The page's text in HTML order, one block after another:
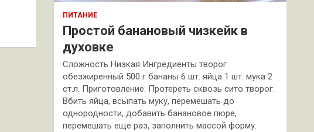
ПИТАНИЕ
Простой банановый чизкейк в
духовке
Сложность Низкая Ингредиенты творог
обезжиренный 500 г бананы 6 шт. яйца 1 шт. мука 2
ст.л. Приготовление: Протереть сквозь сито творог.
Вбить яйца, всыпать муку, перемешать до
однородности, добавить банановое пюре,
перемешать еще раз, заполнить массой форму.